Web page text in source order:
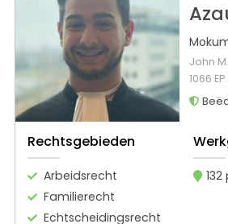
John
1066
Rechtsgebieden
Arbeidsrecht
Familierecht
Echtscheidingsrecht